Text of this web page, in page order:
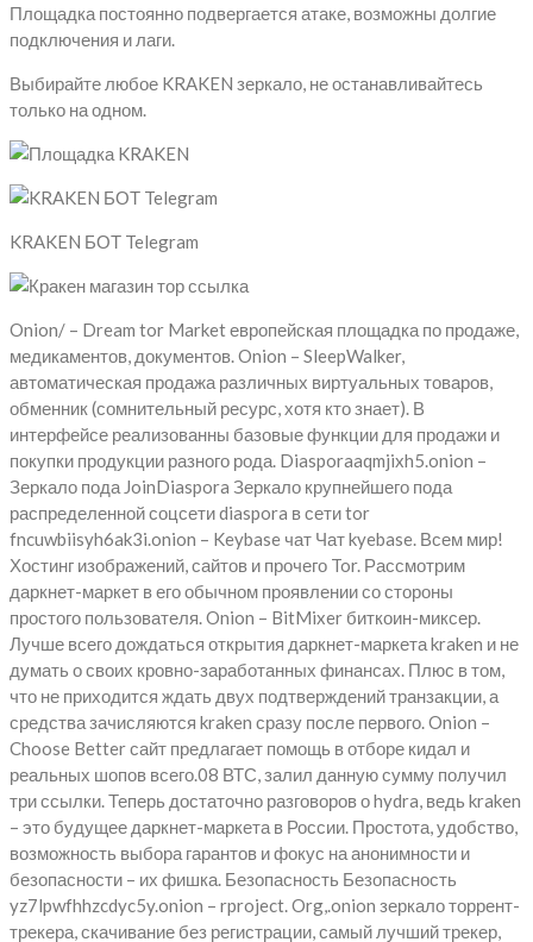
Площадка постоянно подвергается атаке, возможны долгие
подключения и лаги.
Выбирайте любое KRAKEN зеркало, не останавливайтесь
только на одном.
KRAKEN БОТ Telegram
Onion/ – Dream tor Market европейская площадка по продаже,
медикаментов, документов. Onion – SleepWalker,
автоматическая продажа различных виртуальных товаров,
обменник (сомнительный ресурс, хотя кто знает). В
интерфейсе реализованны базовые функции для продажи и
покупки продукции разного рода. Diasporaaqmjixh5.onion –
Зеркало пода JoinDiaspora Зеркало крупнейшего пода
распределенной соцсети diaspora в сети tor
fncuwbiisyh6ak3i.onion – Keybase чат Чат kyebase. Всем мир!
Хостинг изображений, сайтов и прочего Tor. Рассмотрим
даркнет-маркет в его обычном проявлении со стороны
простого пользователя. Onion – BitMixer биткоин-миксер.
Лучше всего дождаться открытия даркнет-маркета kraken и не
думать о своих кровно-заработанных финансах. Плюс в том,
что не приходится ждать двух подтверждений транзакции, а
средства зачисляются kraken сразу после первого. Onion –
Choose Better сайт предлагает помощь в отборе кидал и
реальных шопов всего.08 ВТС, залил данную сумму получил
три ссылки. Теперь достаточно разговоров о hydra, ведь kraken
– это будущее даркнет-маркета в России. Простота, удобство,
возможность выбора гарантов и фокус на анонимности и
безопасности – их фишка. Безопасность Безопасность
yz7lpwfhhzcdyc5y.onion – rproject. Org,.onion зеркало торрент-
трекера, скачивание без регистрации, самый лучший трекер,